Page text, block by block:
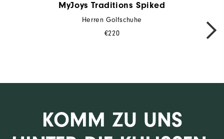
MyJoys Traditions Spiked
Herren Golfschuhe
€220
KOMM ZU UNS